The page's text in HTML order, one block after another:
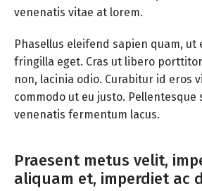
venenatis vitae at lorem.
Phasellus eleifend sapien quam, ut
fringilla eget. Cras ut libero
non, lacinia odio. Curabitur id eros
commodo ut eu justo. Pellentesque
venenatis fermentum lacus.
Praesent metus velit,
aliquam et, imperdiet ac